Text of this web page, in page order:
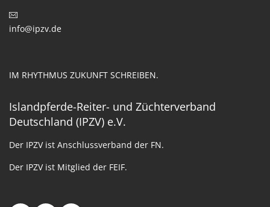
info@ipzv.de
IM RHYTHMUS ZUKUNFT SCHREIBEN.
Islandpferde-Reiter- und Züchterverband
Deutschland (IPZV) e.V.
Der IPZV ist Anschlussverband der FN.
Der IPZV ist Mitglied der FEIF.